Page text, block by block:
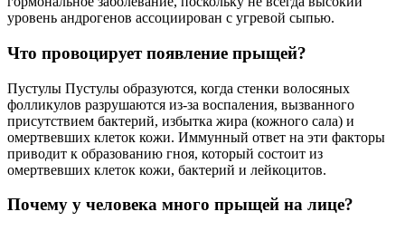
уровень андрогенов ассоциирован с угревой сыпью.
Что провоцирует появление прыщей?
Пустулы Пустулы образуются, когда стенки волосяных
фолликулов разрушаются из-за воспаления, вызванного
присутствием бактерий, избытка жира (кожного сала) и
омертвевших клеток кожи. Иммунный ответ на эти факторы
приводит к образованию гноя, который состоит из
омертвевших клеток кожи, бактерий и лейкоцитов.
Почему у человека много прыщей на лице?